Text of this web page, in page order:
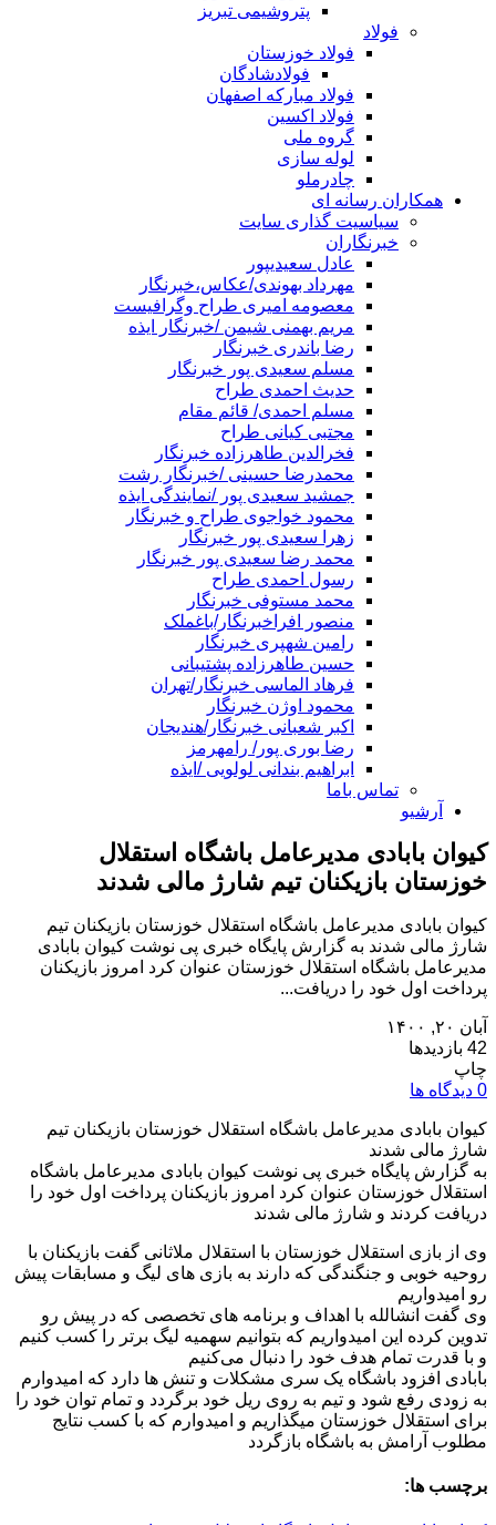
پتروشیمی تبریز
فولاد
فولاد خوزستان
فولادشادگان
فولاد مبارکه اصفهان
فولاد اکسین
گروه ملی
لوله سازی
چادرملو
همکاران رسانه ای
سیاسیت گذاری سایت
خبرنگاران
عادل سعیدیپور
مهرداد بهوندی/عکاس،خبرنگار
معصومه امیری طراح وگرافیست
مریم بهمنی شیمن /خبرنگار ایذه
رضا باندری خبرنگار
مسلم سعیدی پور خبرنگار
حدیث احمدی طراح
مسلم احمدی/ قائم مقام
مجتبی کیانی طراح
فخرالدین طاهرزاده خبرنگار
محمدرضا حسینی /خبرنگار رشت
جمشید سعیدی پور /نمایندگی ایذه
محمود خواجوی طراح و خبرنگار
زهرا سعیدی پور خبرنگار
محمد رضا سعیدی پور خبرنگار
رسول احمدی طراح
محمد مستوفی خبرنگار
منصور افراخبرنگار/باغملک
رامین شهپری خبرنگار
حسین طاهرزاده پشتیبانی
فرهاد الماسی خبرنگار/تهران
محمود اوژن خبرنگار
اکبر شعبانی خبرنگار/هندیجان
رضا بوری پور/ رامهرمز
ابراهیم بندانی لولویی /ایذه
تماس باما
آرشیو
کیوان بابادی مدیرعامل باشگاه استقلال
خوزستان بازیکنان تیم شارژ مالی شدند
کیوان بابادی مدیرعامل باشگاه استقلال خوزستان بازیکنان تیم
شارژ مالی شدند به گزارش پایگاه خبری پی نوشت کیوان بابادی
مدیرعامل باشگاه استقلال خوزستان عنوان کرد امروز بازیکنان
پرداخت اول خود را دریافت...
آبان ۲۰, ۱۴۰۰
42 بازدیدها
چاپ
0 دیدگاه ها
کیوان بابادی مدیرعامل باشگاه استقلال خوزستان بازیکنان تیم
شارژ مالی شدند
به گزارش پایگاه خبری پی نوشت کیوان بابادی مدیرعامل باشگاه
استقلال خوزستان عنوان کرد امروز بازیکنان پرداخت اول خود را
دریافت کردند و شارژ مالی شدند
وی از بازی استقلال خوزستان با استقلال ملاثانی گفت بازیکنان با
روحیه خوبی و جنگندگی که دارند به بازی های لیگ و مسابقات پیش
رو امیدواریم
وی گفت انشالله با اهداف و برنامه های تخصصی که در پیش رو
تدوین کرده این امیدواریم که بتوانیم سهمیه لیگ برتر را کسب کنیم
و با قدرت تمام هدف خود را دنبال می‌کنیم
بابادی افزود باشگاه یک سری مشکلات و تنش ها دارد که امیدوارم
به زودی رفع شود و تیم به روی ریل خود برگردد و تمام توان خود را
برای استقلال خوزستان میگذاریم و امیدوارم که با کسب نتایج
مطلوب آرامش به باشگاه بازگردد
برچسب ها: